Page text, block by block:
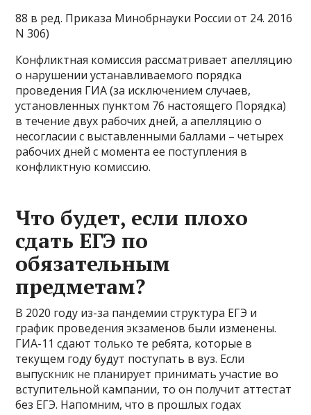
88 в ред. Приказа Минобрнауки России от 24. 2016
N 306)
Конфликтная комиссия рассматривает апелляцию
о нарушении устанавливаемого порядка
проведения ГИА (за исключением случаев,
установленных пунктом 76 настоящего Порядка)
в течение двух рабочих дней, а апелляцию о
несогласии с выставленными баллами – четырех
рабочих дней с момента ее поступления в
конфликтную комиссию.
Что будет, если плохо
сдать ЕГЭ по
обязательным
предметам?
В 2020 году из-за пандемии структура ЕГЭ и
график проведения экзаменов были изменены.
ГИА-11 сдают только те ребята, которые в
текущем году будут поступать в вуз. Если
выпускник не планирует принимать участие во
вступительной кампании, то он получит аттестат
без ЕГЭ. Напомним, что в прошлых годах